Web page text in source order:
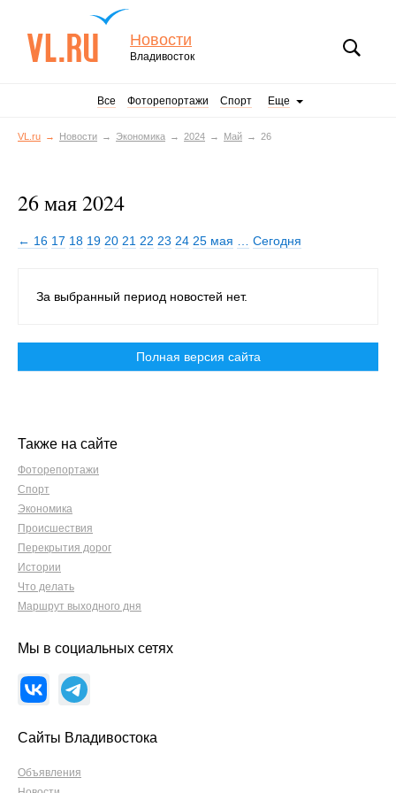
Новости
Владивосток
Все Фоторепортажи Спорт Еще
VL.ru Новости Экономика 2024 Май 26
26 мая 2024
← 16 17 18 19 20 21 22 23 24 25 мая Сегодня
За выбранный период новостей нет.
Полная версия сайта
Также на сайте
Фоторепортажи
Спорт
Экономика
Происшествия
Перекрытия дорог
Истории
Что делать
Маршрут выходного дня
Мы в социальных сетях
Сайты Владивостока
Объявления